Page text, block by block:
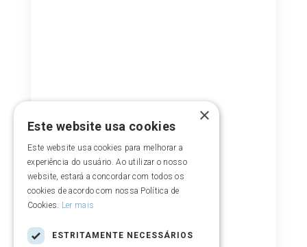
×
Este website usa cookies
Este website usa cookies para melhorar a
experiência do usuário. Ao utilizar o nosso
website, estará a concordar com todos os
cookies de acordo com nossa Política de
Cookies. Ler mais
ESTRITAMENTE NECESSÁRIOS